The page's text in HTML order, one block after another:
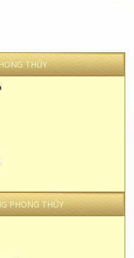
THỦY
PHONG THỦY